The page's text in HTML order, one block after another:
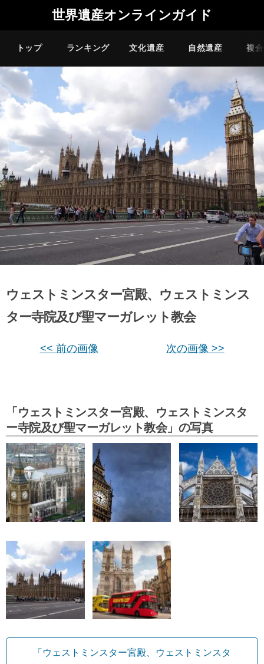
世界遺産オンラインガイド
トップ ランキング 文化遺産 自然遺産 複
ウェストミンスター宮殿、ウェストミンス
ター寺院及び聖マーガレット教会
<< 前の画像 次の画像 >>
「ウェストミンスター宮殿、ウェストミンスタ
ー寺院及び聖マーガレット教会」の写真
「ウェストミンスター宮殿、ウェストミンスタ